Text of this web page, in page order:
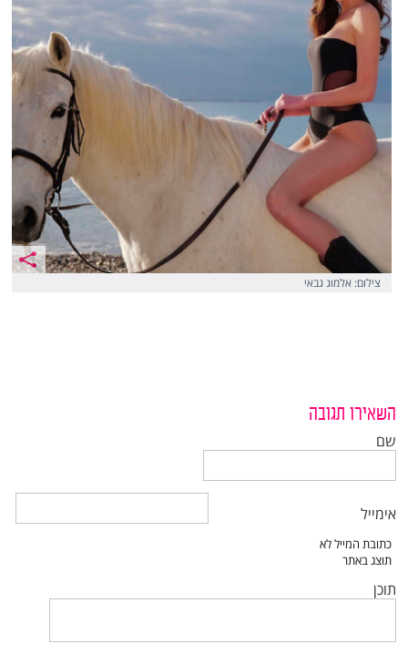
צילום: אלמוג גבאי
השאירו תגובה
שם
אימייל
תוכן